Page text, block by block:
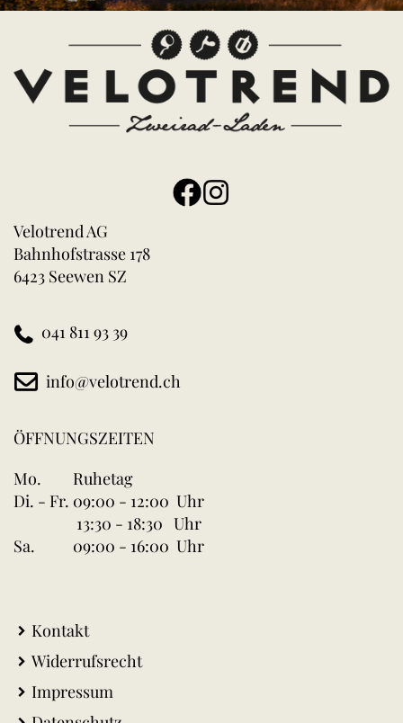
Velotrend AG
Bahnhofstrasse 178
6423 Seewen SZ
041 811 93 39
info@velotrend.ch
ÖFFNUNGSZEITEN
Mo.
Ruhetag
Di. - Fr. 09:00 - 12:00 Uhr
13:30 - 18:30 Uhr
Sa.
09:00 - 16:00 Uhr
Kontakt
Widerrufsrecht
Impressum